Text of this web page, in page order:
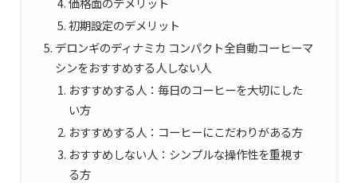
初期設定のデメリット
デロンギのディナミカ コンパクト全自動コーヒーマ
シンをおすすめする人しない人
おすすめする人：毎日のコーヒーを大切にした
い方
おすすめする人：コーヒーにこだわりがある方
おすすめしない人：シンプルな操作性を重視す
る方